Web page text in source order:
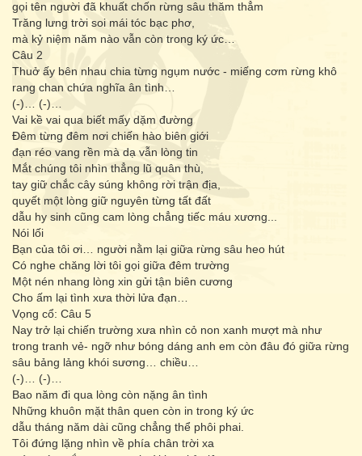
gọi tên người đã khuất chốn rừng sâu thăm thẳm
Trăng lưng trời soi mái tóc bạc phơ,
mà kỷ niệm năm nào vẫn còn trong ký ức…
Câu 2
Thuở ấy bên nhau chia từng ngụm nước - miếng cơm rừng khô
rang chan chứa nghĩa ân tình…
(-)… (-)…
Vai kề vai qua biết mấy dặm đường
Đêm từng đêm nơi chiến hào biên giới
đạn réo vang rền mà dạ vẫn lòng tin
Mắt chúng tôi nhìn thẳng lũ quân thù,
tay giữ chắc cây súng không rời trận địa,
quyết một lòng giữ nguyên từng tất đất
dẫu hy sinh cũng cam lòng chẳng tiếc máu xương...
Nói lối
Bạn của tôi ơi… người nằm lại giữa rừng sâu heo hút
Có nghe chăng lời tôi gọi giữa đêm trường
Một nén nhang lòng xin gửi tận biên cương
Cho ấm lại tình xưa thời lửa đạn…
Vọng cổ: Câu 5
Nay trở lại chiến trường xưa nhìn cỏ non xanh mượt mà như
trong tranh vẻ- ngỡ như bóng dáng anh em còn đâu đó giữa rừng
sâu bảng lảng khói sương… chiều…
(-)… (-)…
Bao năm đi qua lòng còn nặng ân tình
Những khuôn mặt thân quen còn in trong ký ức
dẫu tháng năm dài cũng chẳng thể phôi phai.
Tôi đứng lặng nhìn về phía chân trời xa